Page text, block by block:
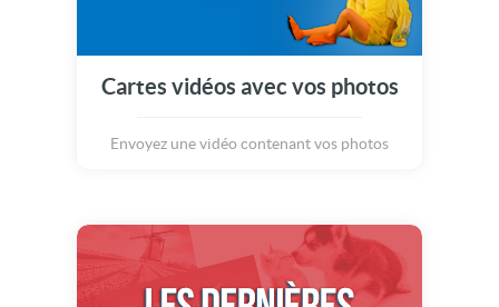
Cartes vidéos avec vos photos
Envoyez une vidéo contenant vos photos